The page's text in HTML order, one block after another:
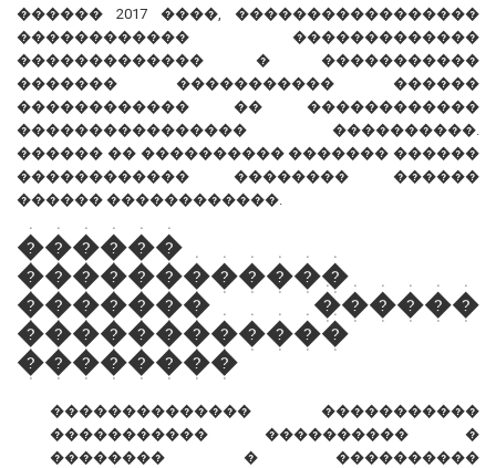
������ 2017 ����, �����������������
������������ �������������
������������� � �����������
������� ����������� ������
������������ �� ������������
���������������� ����������.
������ �� ���������� ������� ������
������������ �������� ������
������ ������������.
������
������������
������� ������
������������
��������
�������������� �����������
����������� ���������� �
�������� � ����������